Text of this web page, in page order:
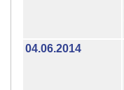
04.06.2014